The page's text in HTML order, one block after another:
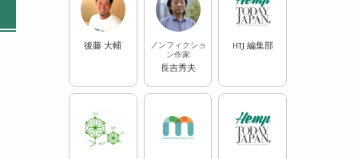
後藤 大輔
ノンフィクショ
ン作家
長吉秀夫
HTJ 編集部